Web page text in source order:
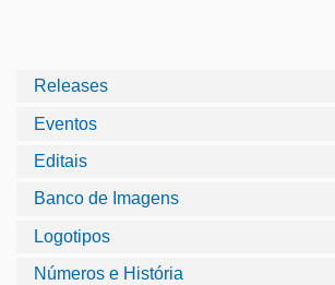
Releases
Eventos
Editais
Banco de Imagens
Logotipos
Números e História